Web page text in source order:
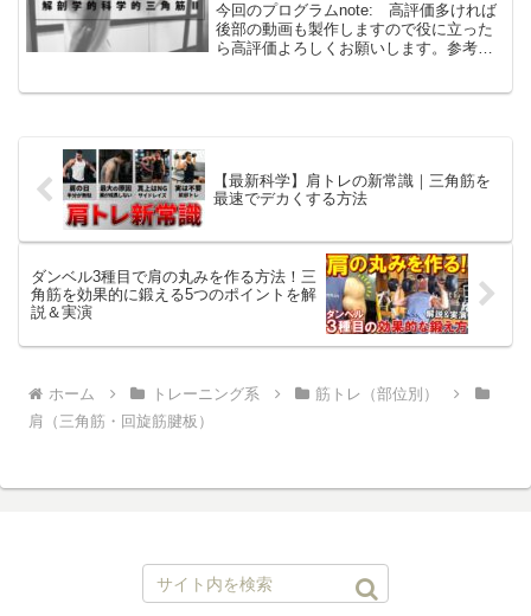
今回のプログラムnote: 高評価多ければ
後部の動画も製作しますので役に立った
ら高評価よろしくお願いします。参考動
【最新科学】肩トレの新常識｜三角筋を
最速でデカくする方法
ダンベル3種目で肩の丸みを作る方法！三
角筋を効果的に鍛える5つのポイントを解
説＆実演
ホーム トレーニング系
筋トレ（部位別）
肩（三角筋・回旋筋腱板）